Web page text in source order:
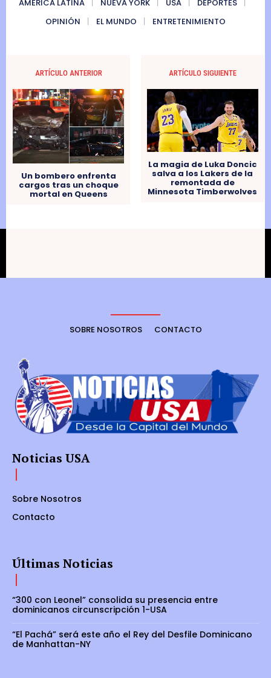
AMERICA LATINA NUEVA YORK USA
DEPORTES
OPINIÓN
EL MUNDO ENTRETENIMIENTO
ARTÍCULO ANTERIOR
Un bombero enfrenta
cargos tras un choque
mortal en Queens
ARTÍCULO SIGUIENTE
La magia de Luka Doncic
salva a los Lakers de la
remontada de
Minnesota Timberwolves
SOBRE NOSOTROS CONTACTO
Noticias USA
Sobre Nosotros
Contacto
Últimas Noticias
“300 con Leonel” consolida su presencia entre
dominicanos circunscripción 1-USA
“El Pachá” será este año el Rey del Desfile Dominicano
de Manhattan-NY